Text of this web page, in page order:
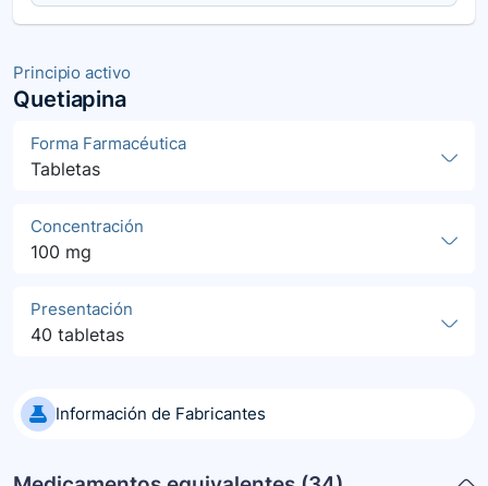
Principio activo
Quetiapina
Forma Farmacéutica
Tabletas
Concentración
100 mg
Presentación
40 tabletas
Información de Fabricantes